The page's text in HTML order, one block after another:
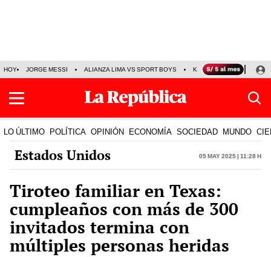
HOY JORGE MESSI ALIANZA LIMA VS SPORT BOYS KENJI FUJIMORI
LO ÚLTIMO POLÍTICA OPINIÓN ECONOMÍA SOCIEDAD MUNDO
Estados Unidos 05 May 2025 | 11:28 h
Tiroteo familiar en Texas:
cumpleaños con más de 300
invitados termina con
múltiples personas heridas